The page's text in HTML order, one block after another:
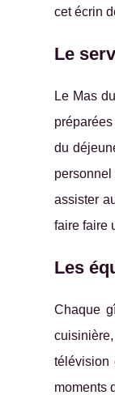
cet écrin
Le
Le Mas
du
assister
faire faire
Les
Chaque
télévision
moments